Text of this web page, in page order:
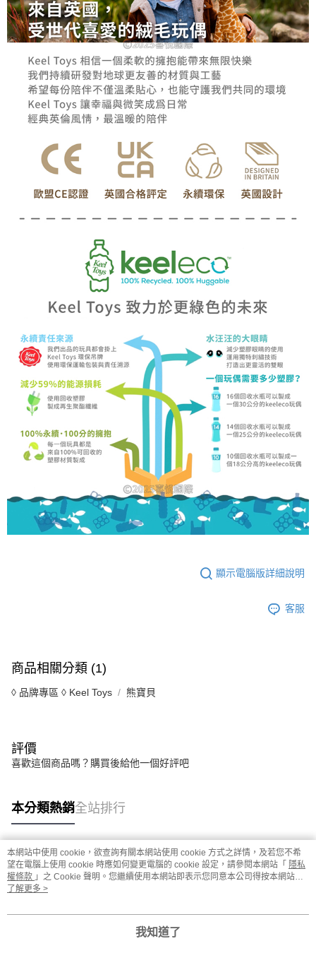
顯示電腦版詳細說明
客服
商品相關分類 (1)
◊ 品牌專區 ◊ Keel Toys 熊寶貝
評價
喜歡這個商品嗎？購買後給他一個好評吧
本分類熱銷全站排行
熱門標籤
本網站中使用 cookie，欲查詢有關本網站使用 cookie 方式之詳情，及若您不希
望在電腦上使用 cookie 時應如何變更電腦的 cookie 設定，請參閱本網站「 隱私
權條款 」之 Cookie 聲明。您繼續使用本網站即表示您同意本公司得按本網站使
用條款之 Cookie 聲明使用 cookie。
了解更多 >
我知道了